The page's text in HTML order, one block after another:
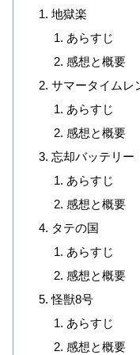
地獄楽
あらすじ
感想と概要
サマータイムレ
あらすじ
感想と概要
忘却バッテリー
あらすじ
感想と概要
タテの国
あらすじ
感想と概要
怪獣8号
あらすじ
感想と概要